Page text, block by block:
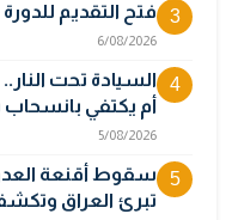
3 فتح التقديم للدورة (32) بالمعهد العالي
6/08/2026
4
السيادة تحت
أم يكتفي
5/08/2026
5
سقوط أقنعة
تبرئ العراق